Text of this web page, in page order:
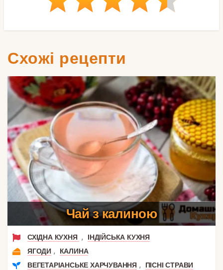
Схожі рецепти
Чай з калиною
СХІДНА КУХНЯ ,
ІНДІЙСЬКА КУХНЯ
ЯГОДИ ,
КАЛИНА
ВЕГЕТАРІАНСЬКЕ ХАРЧУВАННЯ ,
ПІСНІ СТРАВИ